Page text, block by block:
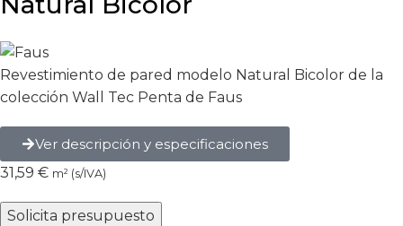
Revestimiento de pared modelo Natural Bicolor de la
colección Wall Tec Penta de Faus
Ver descripción y especificaciones
31,59 € m² (s/IVA)
Solicita presupuesto